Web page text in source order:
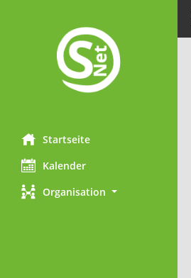
Startseite
Kalender
Organisation